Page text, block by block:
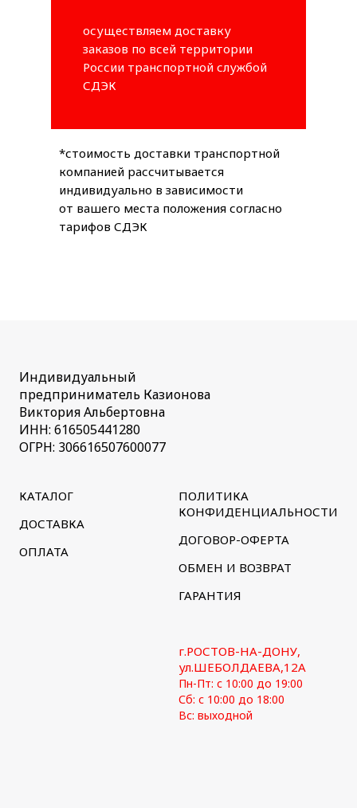
осуществляем доставку
заказов по всей территории
России транспортной службой
СДЭК
*стоимость доставки транспортной
компанией рассчитывается
индивидуально в зависимости
от вашего места положения согласно
тарифов СДЭК
Индивидуальный
предприниматель Казионова
Виктория Альбертовна
ИНН: 616505441280
ОГРН: 306616507600077
КАТАЛОГ
ДОСТАВКА
ОПЛАТА
ПОЛИТИКА
КОНФИДЕНЦИАЛЬНОСТИ
ДОГОВОР-ОФЕРТА
ОБМЕН И ВОЗВРАТ
ГАРАНТИЯ
г.РОСТОВ-НА-ДОНУ,
ул.ШЕБОЛДАЕВА,12А
Пн-Пт: с 10:00 до 19:00
Сб: с 10:00 до 18:00
Вс: выходной